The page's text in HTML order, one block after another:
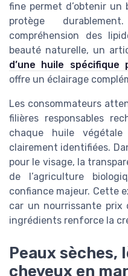
fine permet d’obtenir un
protège
compréhension des
beauté naturelle, un
d’une huile
offre un éclairage
Les consommateurs
filières responsables
chaque huile
clairement identifiées.
pour le visage, la
de l’agriculture
confiance majeur. Cette
car un nourrissante prix
ingrédients renforce la
Peaux sèches,
cheveux en